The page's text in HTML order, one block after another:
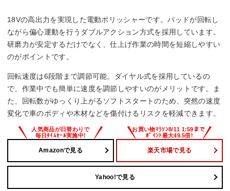
18Vの高出力を実現した電動ポリッシャーです。パッドが回転し
ながら偏心運動を行うダブルアクション方式を採用しています。
研磨力が安定するだけでなく、仕上げ作業の時間を短縮しやすい
のがポイントです。
回転速度は6段階まで調節可能。ダイヤル式を採用しているの
で、作業中でも簡単に速度を調節しやすいのがメリットです。ま
た、回転数がゆっくり上がるソフトスタートのため、突然の速度
変化で車のボディや木材などを傷付けるリスクを軽減できます。
Amazonで見る 楽天市場で見る
Yahoo!で見る